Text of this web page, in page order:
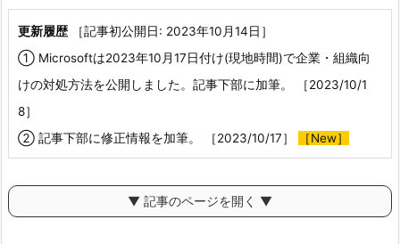
更新履歴 ［記事初公開日: 2023年10月14日］
① Microsoftは2023年10月17日付け(現地時間)で企業・組織向
けの対処方法を公開しました。記事下部に加筆。 ［2023/10/1
8］
② 記事下部に修正情報を加筆。 ［2023/10/17］
［New］
▼ 記事のページを開く ▼